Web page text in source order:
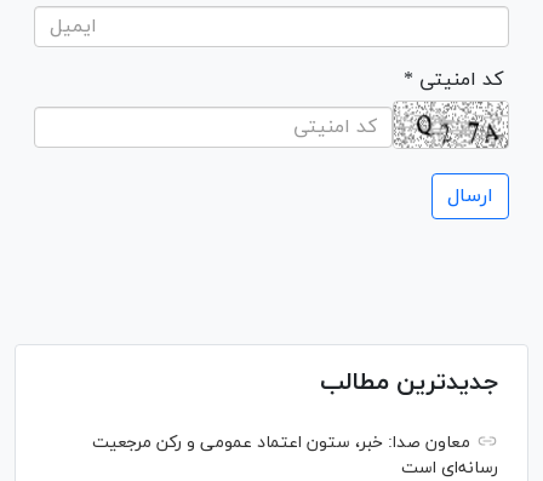
* کد امنیتی
جدیدترین مطالب
معاون صدا: خبر، ستون اعتماد عمومی و رکن مرجعیت
رسانه‌ای است